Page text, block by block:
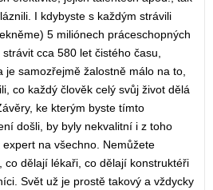
I kdybyste s každým strávili
5 miliónech práceschopných
cca 580 let čistého času,
je samozřejmě žalostně málo na to,
co každý člověk celý svůj život dělá
ke kterým byste tímto
došli, by byly nekvalitní i z toho
na všechno. Nemůžete
co dělají lékaři, co dělají konstruktéři
Svět už je prostě takový a vždycky